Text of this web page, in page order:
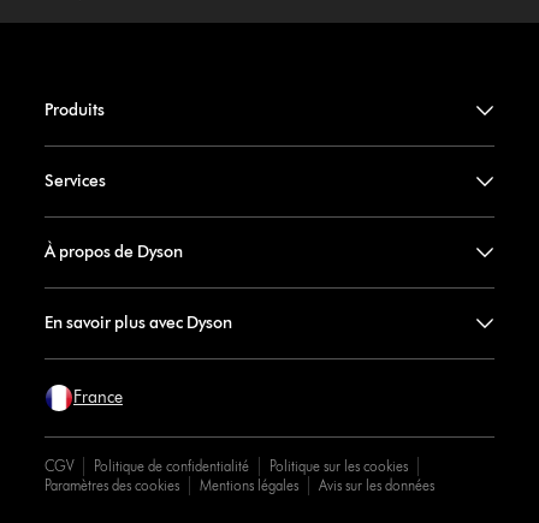
Produits
Services
À propos de Dyson
En savoir plus avec Dyson
France
CGV Politique de confidentialité
Politique sur les cookies
Paramètres des cookies
Mentions légales Avis sur les données